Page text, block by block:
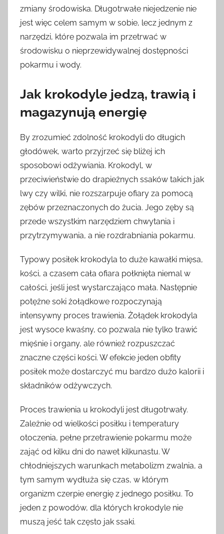
zmiany środowiska. Długotrwałe niejedzenie nie
jest więc celem samym w sobie, lecz jednym z
narzędzi, które pozwala im przetrwać w
środowisku o nieprzewidywalnej dostępności
pokarmu i wody.
Jak krokodyle jedzą, trawią i
magazynują energię
By zrozumieć zdolność krokodyli do długich
głodówek, warto przyjrzeć się bliżej ich
sposobowi odżywiania. Krokodyl, w
przeciwieństwie do drapieżnych ssaków takich jak
lwy czy wilki, nie rozszarpuje ofiary za pomocą
zębów przeznaczonych do żucia. Jego zęby są
przede wszystkim narzędziem chwytania i
przytrzymywania, a nie rozdrabniania pokarmu.
Typowy posiłek krokodyla to duże kawałki mięsa,
kości, a czasem cała ofiara połknięta niemal w
całości, jeśli jest wystarczająco mała. Następnie
potężne soki żołądkowe rozpoczynają
intensywny proces trawienia. Żołądek krokodyla
jest wysoce kwaśny, co pozwala nie tylko trawić
mięśnie i organy, ale również rozpuszczać
znaczne części kości. W efekcie jeden obfity
posiłek może dostarczyć mu bardzo dużo kalorii i
składników odżywczych.
Proces trawienia u krokodyli jest długotrwały.
Zależnie od wielkości posiłku i temperatury
otoczenia, pełne przetrawienie pokarmu może
zająć od kilku dni do nawet kilkunastu. W
chłodniejszych warunkach metabolizm zwalnia, a
tym samym wydłuża się czas, w którym
organizm czerpie energię z jednego posiłku. To
jeden z powodów, dla których krokodyle nie
muszą jeść tak często jak ssaki.